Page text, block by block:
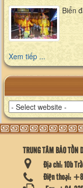
Biển
Xem tiếp ...
TRUNG TÂM BẢO
Địa chỉ: 10b
Điện thoại: